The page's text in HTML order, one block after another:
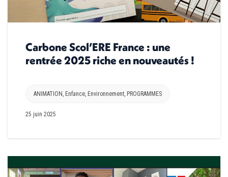
Carbone Scol’ERE France : une
rentrée 2025 riche en nouveautés !
ANIMATION , Enfance, Environnement, PROGRAMMES
25 juin 2025